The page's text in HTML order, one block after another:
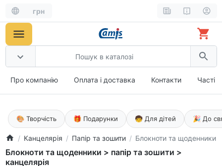
грн
Про компанію Оплата і доставка Контакти Часті
🎨 Творчість 🎁 Подарунки 🧒 Для дітей 🎉 До
Канцелярія Папір та зошити Блокноти та щоденники
Блокноти та щоденники > папір та зошити >
канцелярія